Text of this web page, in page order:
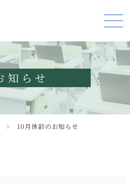
知らせ
10月休診のお知らせ